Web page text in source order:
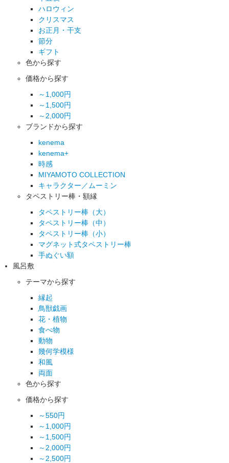
ハロウィン
クリスマス
お正月・干支
節分
ギフト
色から探す
価格から探す
～1,000円
～1,500円
～2,000円
ブランドから探す
kenema
kenema+
時感
MIYAMOTO COLLECTION
キャラクター／ムーミン
タペストリー棒・額縁
タペストリー棒（大）
タペストリー棒（中）
タペストリー棒（小）
マグネット式タペストリー棒
手ぬぐい額
風呂敷
テーマから探す
縁起
鳥獣戯画
花・植物
食べ物
動物
幾何学模様
和風
両面
色から探す
価格から探す
～550円
～1,000円
～1,500円
～2,000円
～2,500円